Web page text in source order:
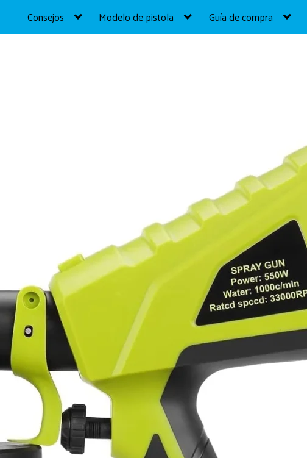
Consejos Modelo de pistola Guía de compra